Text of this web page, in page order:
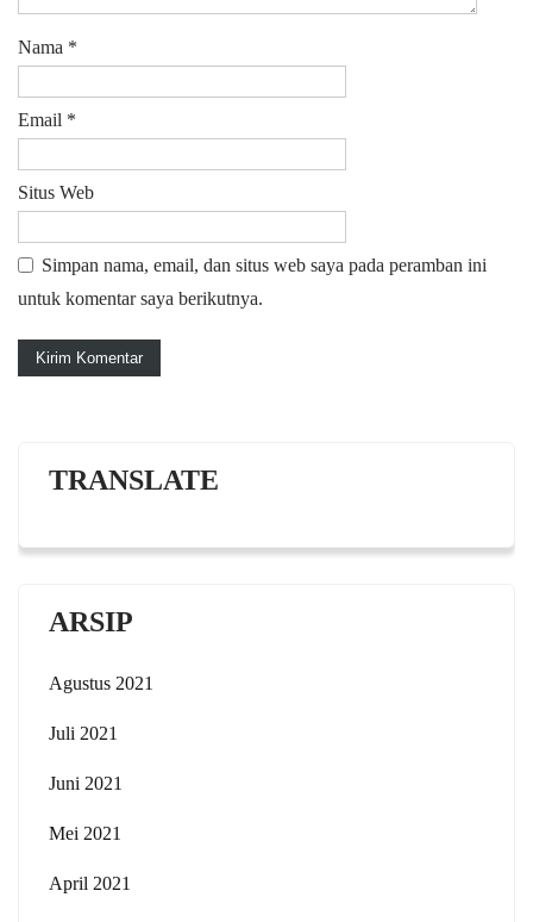
Nama *
Email *
Situs Web
Simpan nama, email, dan situs web saya pada peramban ini
untuk komentar saya berikutnya.
TRANSLATE
ARSIP
Agustus 2021
Juli 2021
Juni 2021
Mei 2021
April 2021